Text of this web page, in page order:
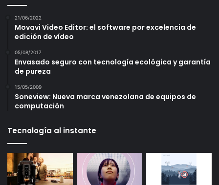
21/06/2022
Movavi Video Editor: el software por excelencia de
edición de vídeo
05/08/2017
Envasado seguro con tecnología ecológica y garantía
de pureza
15/05/2009
Soneview: Nueva marca venezolana de equipos de
computación
Tecnología al instante